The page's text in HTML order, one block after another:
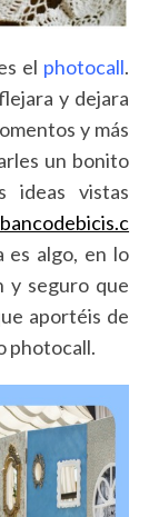
el photocall.
y dejara
y más
un bonito
ideas vistas
es algo, en lo
y seguro que
aportéis de
photocall.